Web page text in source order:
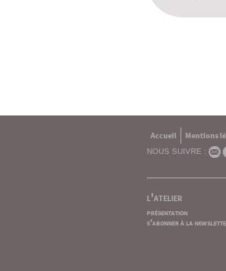
Accueil Mentions
NOUS SUIVRE :
l'atelier
présentation
s'abonner à la